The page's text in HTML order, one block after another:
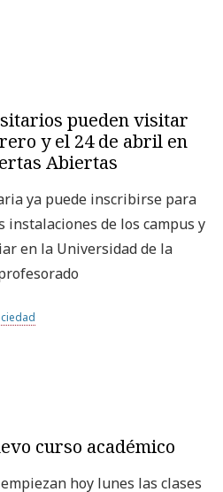
pueden visitar
y el 24 de abril en
Abiertas
ya puede inscribirse para
instalaciones de los campus y
en la Universidad de la
curso académico
hoy lunes las clases